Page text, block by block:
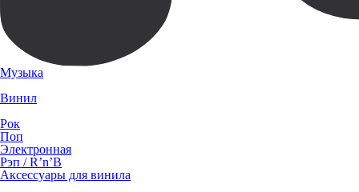
Музыка
Винил
Рок
Поп
Электронная
Рэп / R’n’B
Аксессуары для винила